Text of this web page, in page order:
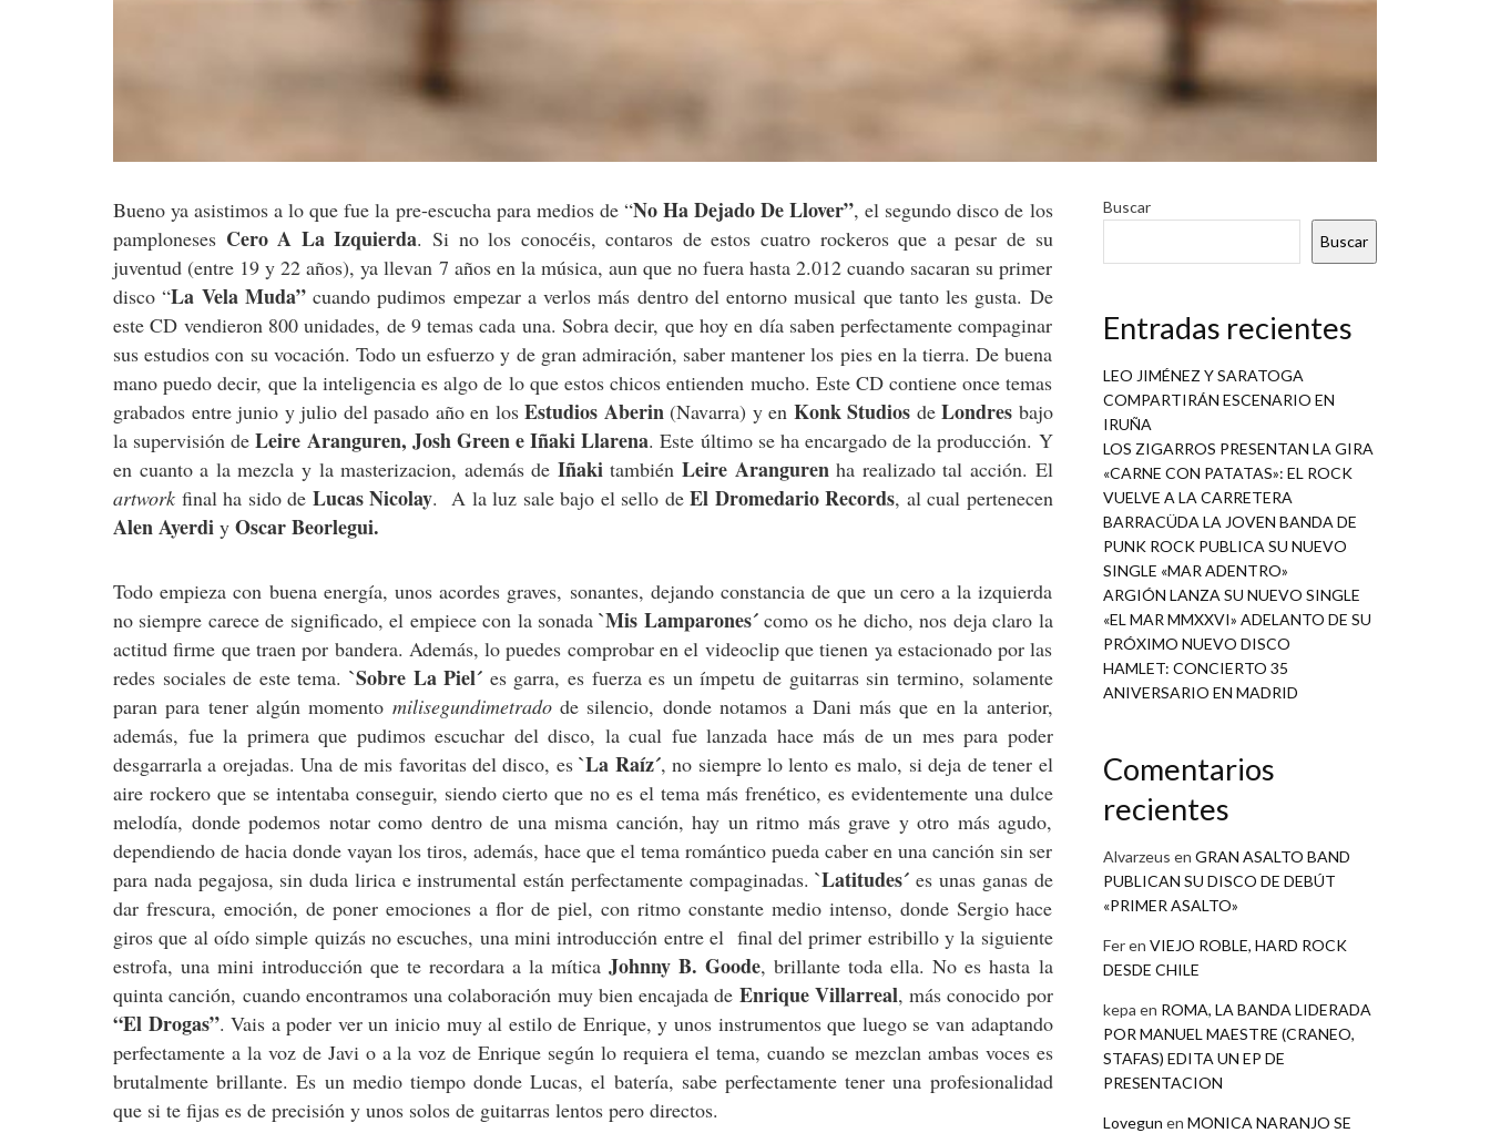
Bueno ya asistimos a lo que fue la pre-escucha para medios de “No Ha Dejado De Llover”, el segundo disco de los
pamploneses Cero A La Izquierda. Si no los conocéis, contaros de estos cuatro rockeros que a pesar de su
juventud (entre 19 y 22 años), ya llevan 7 años en la música, aun que no fuera hasta 2.012 cuando sacaran su primer
disco “La Vela Muda” cuando pudimos empezar a verlos más dentro del entorno musical que tanto les gusta. De
este CD vendieron 800 unidades, de 9 temas cada una. Sobra decir, que hoy en día saben perfectamente compaginar
sus estudios con su vocación. Todo un esfuerzo y de gran admiración, saber mantener los pies en la tierra. De buena
mano puedo decir, que la inteligencia es algo de lo que estos chicos entienden mucho. Este CD contiene once temas
grabados entre junio y julio del pasado año en los Estudios Aberin(Navarra) y en Konk Studios de Londres bajo
la supervisión deLeire Aranguren, Josh Green e Iñaki Llarena. Este último se ha encargado de la producción. Y
en cuanto a la mezcla y la masterizacion, además de IñakitambiénLeire Arangurenha realizado tal acción. El
artwork final ha sido de Lucas Nicolay. A la luz sale bajo el sello de El Dromedario Records, al cual pertenecen
Alen Ayerdi y Oscar Beorlegui.
Todo empieza con buena energía, unos acordes graves, sonantes, dejando constancia de que un cero a la izquierda
no siempre carece de significado, el empiece con la sonada`Mis Lamparones´como os he dicho, nos deja claro la
actitud firme que traen por bandera. Además, lo puedes comprobar en el videoclip que tienen ya estacionado por las
redes sociales de este tema.`Sobre La Piel´ es garra, es fuerza es un ímpetu de guitarras sin termino, solamente
paran para tener algún momento milisegundimetradode silencio, donde notamos a Dani más que en la anterior,
además, fue la primera que pudimos escuchar del disco, la cual fue lanzada hace más de un mes para poder
desgarrarla a orejadas. Una de mis favoritas del disco, es`La Raíz´, no siempre lo lento es malo, si deja de tener el
aire rockero que se intentaba conseguir, siendo cierto que no es el tema más frenético, es evidentemente una dulce
melodía, donde podemos notar como dentro de una misma canción, hay un ritmo más grave y otro más agudo,
dependiendo de hacia donde vayan los tiros, además, hace que el tema romántico pueda caber en una canción sin ser
para nada pegajosa, sin duda lirica e instrumental están perfectamente compaginadas.`Latitudes´ es unas ganas de
dar frescura, emoción, de poner emociones a flor de piel, con ritmo constante medio intenso, donde Sergio hace
giros que al oído simple quizás no escuches, una mini introducción entre el final del primer estribillo y la siguiente
estrofa, una mini introducción que te recordara a la míticaJohnny B. Goode, brillante toda ella. No es hasta la
quinta canción, cuando encontramos una colaboración muy bien encajada de Enrique Villarreal, más conocido por
“El Drogas”. Vais a poder ver un inicio muy al estilo de Enrique, y unos instrumentos que luego se van adaptando
perfectamente a la voz de Javi o a la voz de Enrique según lo requiera el tema, cuando se mezclan ambas voces es
brutalmente brillante. Es un medio tiempo donde Lucas, el batería, sabe perfectamente tener una profesionalidad
que si te fijas es de precisión y unos solos de guitarras lentos pero directos.
Buscar
Buscar
Entradas recientes
LEO JIMÉNEZ Y SARATOGA
COMPARTIRÁN ESCENARIO EN
IRUÑA
LOS ZIGARROS PRESENTAN LA GIRA
«CARNE CON PATATAS»: EL ROCK
VUELVE A LA CARRETERA
BARRACÜDA LA JOVEN BANDA DE
PUNK ROCK PUBLICA SU NUEVO
SINGLE «MAR ADENTRO»
ARGIÓN LANZA SU NUEVO SINGLE
«EL MAR MMXXVI» ADELANTO DE SU
PRÓXIMO NUEVO DISCO
HAMLET: CONCIERTO 35
ANIVERSARIO EN MADRID
Comentarios
recientes
Alvarzeus en GRAN ASALTO BAND
PUBLICAN SU DISCO DE DEBÚT
«PRIMER ASALTO»
Feren VIEJO ROBLE, HARD ROCK
DESDE CHILE
kepa en ROMA, LA BANDA LIDERADA
POR MANUEL MAESTRE (CRANEO,
STAFAS) EDITA UN EP DE
PRESENTACION
Lovegun en MONICA NARANJO SE